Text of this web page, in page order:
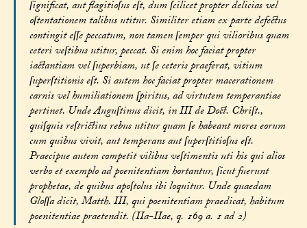
ſignificat, aut flagitioſus eſt, dum ſcilicet propter delicias vel
oſtentationem talibus utitur. Similiter etiam ex parte defectus
contingit eſſe peccatum, non tamen ſemper qui vilioribus quam
ceteri veſtibus utitur, peccat. Si enim hoc faciat propter
iactantiam vel ſuperbiam, ut ſe ceteris praeferat, vitium
ſuperſtitionis eſt. Si autem hoc faciat propter macerationem
carnis vel humiliationem ſpiritus, ad virtutem temperantiae
pertinet. Unde Auguſtinus dicit, in III de Doct. Chriſt.,
quiſquis reſtrictius rebus utitur quam ſe habeant mores eorum
cum quibus vivit, aut temperans aut ſuperſtitioſus eſt.
Praecipue autem competit vilibus veſtimentis uti his qui alios
verbo et exemplo ad poenitentiam hortantur, ſicut fuerunt
prophetae, de quibus apoſtolus ibi loquitur. Unde quaedam
Gloſſa dicit, Matth. III, qui poenitentiam praedicat, habitum
poenitentiae praetendit. (IIa-IIae, q. 169 a. 1 ad 2)